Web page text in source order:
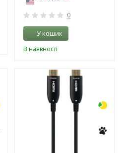
0
У кошик
В наявності